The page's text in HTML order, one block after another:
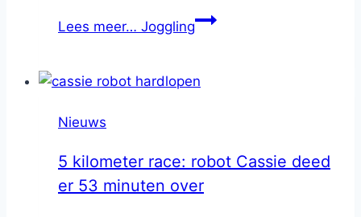
Lees meer… Joggling
Nieuws
5 kilometer race: robot Cassie deed
er 53 minuten over